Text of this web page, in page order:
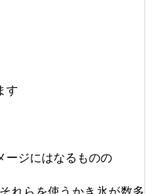
す
ージにはなるものの
れらを使うかき氷が数多